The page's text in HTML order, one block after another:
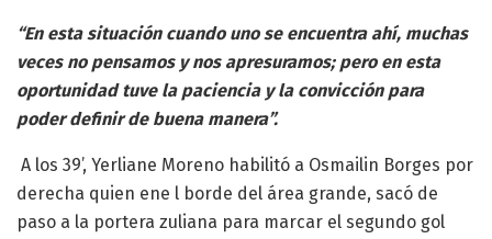
“En esta situación cuando uno se encuentra ahí, muchas
veces no pensamos y nos apresuramos; pero en esta
oportunidad tuve la paciencia y la convicción para
poder definir de buena manera”.
A los 39’, Yerliane Moreno habilitó a Osmailin Borges por
derecha quien ene l borde del área grande, sacó de
paso a la portera zuliana para marcar el segundo gol